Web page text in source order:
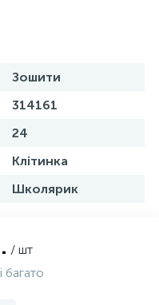
Зошити
314161
24
Клітинка
Школярик
/ шт
багато